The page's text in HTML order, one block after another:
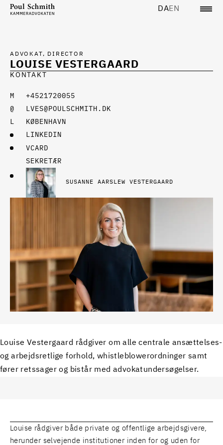
DAEN
LOUISE VESTERGAARD
ADVOKAT, DIRECTOR
KONTAKT
+4521720055
LVES@POULSCHMITH.DK
KØBENHAVN
LINKEDIN
VCARD
SEKRETÆR
SUSANNE AARSLEW VESTERGAARD
Louise Vestergaard rådgiver om alle centrale ansættelses-
og arbejdsretlige forhold, whistleblowerordninger samt
fører retssager og bistår med advokatundersøgelser.
Louise rådgiver både private og offentlige arbejdsgivere,
herunder selvejende institutioner inden for og uden for